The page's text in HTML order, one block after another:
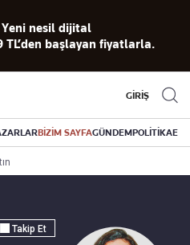
Yeni nesil dijital
TL’den başlayan fiyatlarla.
GİRİŞ
BİZİM SAYFAGÜNDEMPOLİTİKA
Takip Et